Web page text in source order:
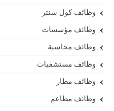
وظائف كول سنتر
وظائف مؤسسات
وظائف محاسبة
وظائف مستشفيات
وظائف مطار
وظائف مطاعم